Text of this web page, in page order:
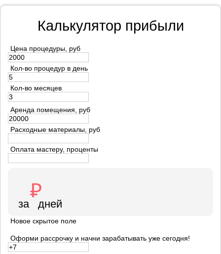
Калькулятор прибыли
Цена процедуры, руб
Кол-во процедур в день
Кол-во месяцев
Аренда помещения, руб
Расходные материалы, руб
Оплата мастеру, проценты
Новое скрытое поле
Оформи рассрочку и начни зарабатывать уже сегодня!